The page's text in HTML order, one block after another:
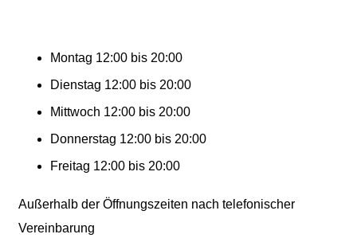
Montag 12:00 bis 20:00
Dienstag 12:00 bis 20:00
Mittwoch 12:00 bis 20:00
Donnerstag 12:00 bis 20:00
Freitag 12:00 bis 20:00
Außerhalb der Öffnungszeiten nach telefonischer
Vereinbarung